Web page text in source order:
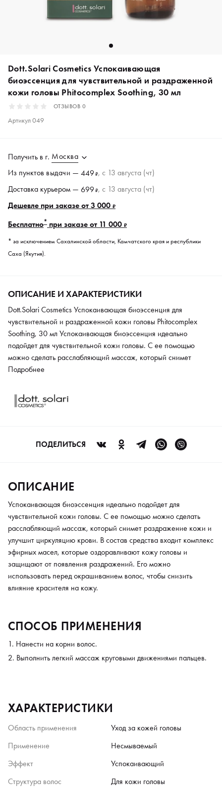
Dott.Solari Cosmetics Успокаивающая
биоэссенция для чувствительной и раздраженной
кожи головы Phitocomplex Soothing, 30 мл
ОТЗЫВОВ 0
Артикул049
Получить в г. Москва
Из пунктов выдачи — 449₽, c 13 августа (чт)
Доставка курьером — 699₽, c 13 августа (чт)
Дешевле при заказе от 3 000 ₽
Бесплатно* при заказе от 11 000 ₽
* за исключением Сахалинской области, Камчатского края и республики
Саха (Якутия).
ОПИСАНИЕ И ХАРАКТЕРИСТИКИ
Dott.Solari Cosmetics Успокаивающая биоэссенция для
чувствительной и раздраженной кожи головы Phitocomplex
Soothing, 30 мл Успокаивающая биоэссенция идеально
подойдет для чувствительной кожи головы. С ее помощью
можно сделать расслабляющий массаж, который снимет
раздражение кожи и улучшит циркуляцию крови. В состав
оздоравливают кожу головы и защищают от появления
раздражений. Его можно использовать перед окрашиванием
Подробнее
ПОДЕЛИТЬСЯ
ОПИСАНИЕ
Успокаивающая биоэссенция идеально подойдет для
чувствительной кожи головы. С ее помощью можно сделать
расслабляющий массаж, который снимет раздражение кожи и
улучшит циркуляцию крови. В состав средства входит комплекс
эфирных масел, которые оздоравливают кожу головы и
защищают от появления раздражений. Его можно
использовать перед окрашиванием волос, чтобы снизить
влияние красителя на кожу.
СПОСОБ ПРИМЕНЕНИЯ
Нанести на корни волос.
Выполнить легкий массаж круговыми движениями пальцев.
ХАРАКТЕРИСТИКИ
Область применения
Уход за кожей головы
Применение
Несмываемый
Эффект
Успокаивающий
Структура волос
Для кожи головы